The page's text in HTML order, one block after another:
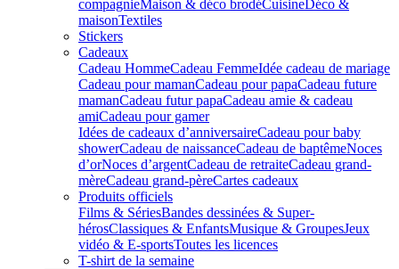
compagnieMaison & déco brodéCuisineDéco &
maisonTextiles
Stickers
Cadeaux
Cadeau HommeCadeau FemmeIdée cadeau de mariage​
Cadeau pour mamanCadeau pour papaCadeau future
mamanCadeau futur papaCadeau amie & cadeau
amiCadeau pour gamer
Idées de cadeaux d’anniversaireCadeau pour baby
showerCadeau de naissanceCadeau de baptêmeNoces
d’orNoces d’argentCadeau de retraiteCadeau grand-
mèreCadeau grand-pèreCartes cadeaux
Produits officiels
Films & SériesBandes dessinées & Super-
hérosClassiques & EnfantsMusique & GroupesJeux
vidéo & E-sportsToutes les licences
T-shirt de la semaine